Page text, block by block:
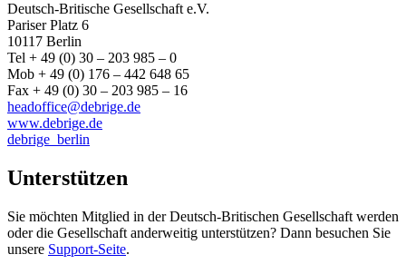
Deutsch-Britische Gesellschaft e.V.
Pariser Platz 6
10117 Berlin
Tel + 49 (0) 30 – 203 985 – 0
Mob + 49 (0) 176 – 442 648 65
Fax + 49 (0) 30 – 203 985 – 16
headoffice@debrige.de
www.debrige.de
debrige_berlin
Unterstützen
Sie möchten Mitglied in der Deutsch-Britischen Gesellschaft werden
oder die Gesellschaft anderweitig unterstützen? Dann besuchen Sie
unsere Support-Seite.